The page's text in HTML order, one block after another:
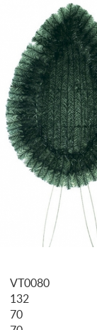
VT0080
132
70